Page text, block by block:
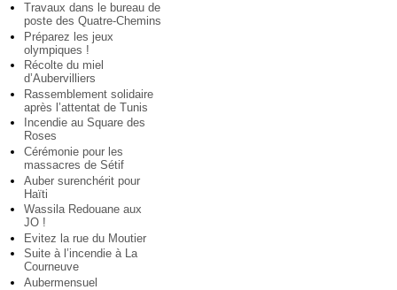
Travaux dans le bureau de
poste des Quatre-Chemins
Préparez les jeux
olympiques !
Récolte du miel
d’Aubervilliers
Rassemblement solidaire
après l’attentat de Tunis
Incendie au Square des
Roses
Cérémonie pour les
massacres de Sétif
Auber surenchérit pour
Haïti
Wassila Redouane aux
JO !
Evitez la rue du Moutier
Suite à l’incendie à La
Courneuve
Aubermensuel